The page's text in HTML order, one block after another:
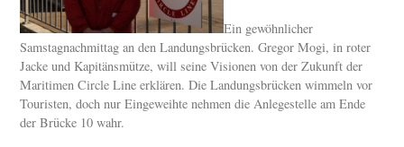
Ein gewöhnlicher
Samstagnachmittag an den Landungsbrücken. Gregor Mogi, in roter
Jacke und Kapitänsmütze, will seine Visionen von der Zukunft der
Maritimen Circle Line erklären. Die Landungsbrücken wimmeln vor
Touristen, doch nur Eingeweihte nehmen die Anlegestelle am Ende
der Brücke 10 wahr.